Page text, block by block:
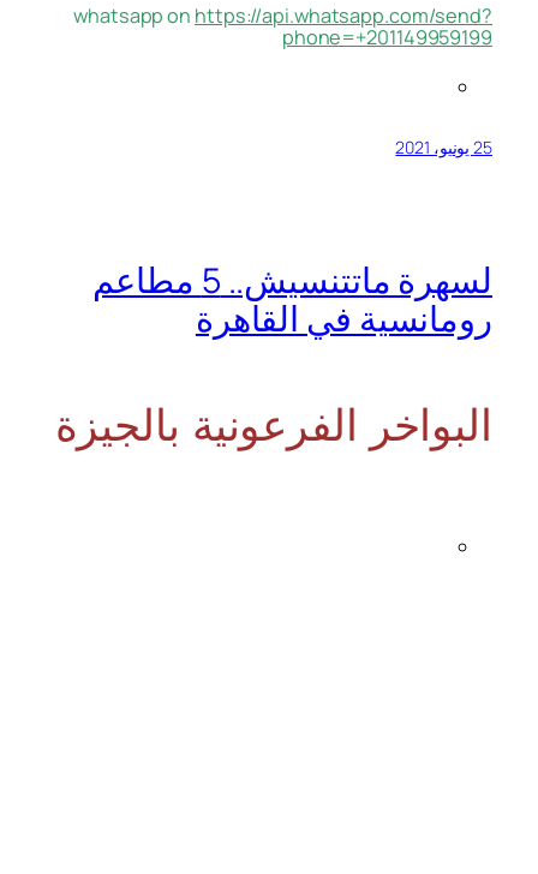
whatsapp on https://api.whatsapp.com/send?
phone=+201149959199
25 يونيو، 2021
لسهرة ماتتنسيش.. 5 مطاعم
رومانسية في القاهرة
البواخر الفرعونية بالجيزة